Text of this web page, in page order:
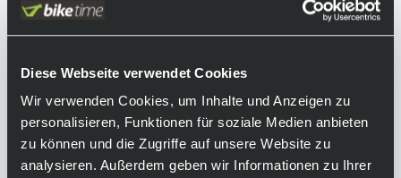
Diese Webseite verwendet Cookies
Wir verwenden Cookies, um Inhalte und Anzeigen zu
personalisieren, Funktionen für soziale Medien anbieten
zu können und die Zugriffe auf unsere Website zu
analysieren. Außerdem geben wir Informationen zu Ihrer